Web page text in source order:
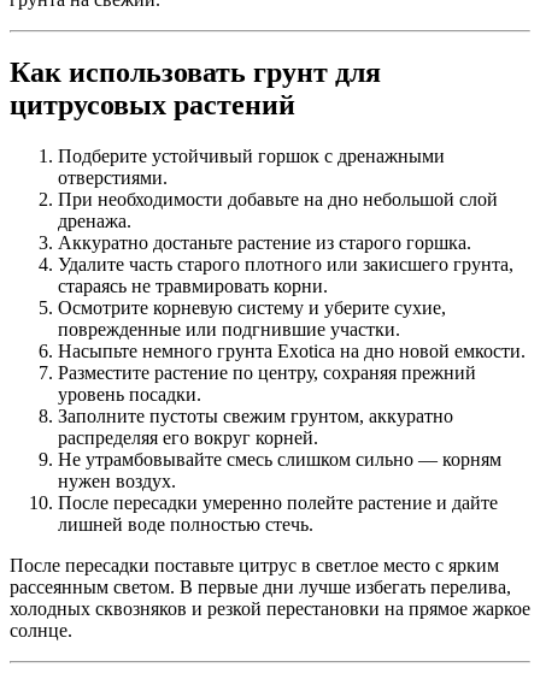
Как использовать грунт для
цитрусовых растений
Подберите устойчивый горшок с дренажными
отверстиями.
При необходимости добавьте на дно небольшой слой
дренажа.
Аккуратно достаньте растение из старого горшка.
Удалите часть старого плотного или закисшего грунта,
стараясь не травмировать корни.
Осмотрите корневую систему и уберите сухие,
поврежденные или подгнившие участки.
Насыпьте немного грунта Exotica на дно новой емкости.
Разместите растение по центру, сохраняя прежний
уровень посадки.
Заполните пустоты свежим грунтом, аккуратно
распределяя его вокруг корней.
Не утрамбовывайте смесь слишком сильно — корням
нужен воздух.
После пересадки умеренно полейте растение и дайте
лишней воде полностью стечь.
После пересадки поставьте цитрус в светлое место с ярким
рассеянным светом. В первые дни лучше избегать перелива,
холодных сквозняков и резкой перестановки на прямое жаркое
солнце.